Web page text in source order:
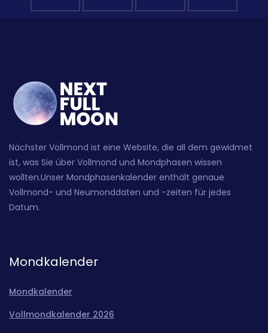
Nächster Vollmond ist eine Website, die all dem gewidmet
ist, was Sie über Vollmond und Mondphasen wissen
wollten.Unser Mondphasenkalender enthält genaue
Vollmond- und Neumonddaten und -zeiten für jedes
Datum.
Mondkalender
Mondkalender
Vollmondkalender 2026